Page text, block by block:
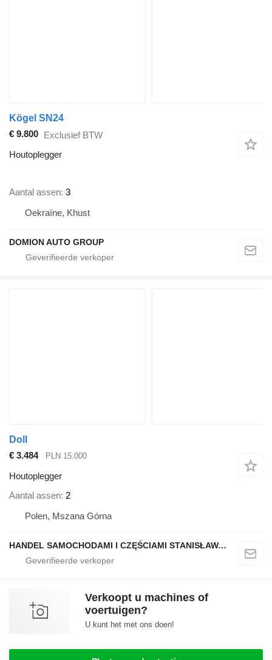
Kögel SN24
€ 9.800 Exclusief BTW
Houtoplegger
Aantal assen 3
Oekraïne, Khust
DOMION AUTO GROUP
Doll
€ 3.484
PLN 15.000
Houtoplegger
Aantal assen 2
Polen, Mszana Górna
HANDEL SAMOCHODAMI I CZĘŚCIAMI STANISŁAWA RAPACZ
Verkoopt u machines of
voertuigen?
U kunt het met ons doen!